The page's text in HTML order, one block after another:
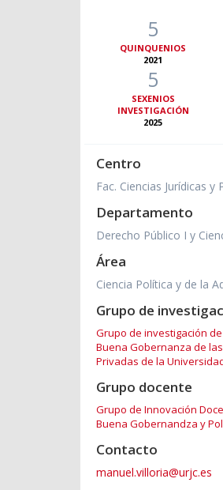
5
QUINQUENIOS
2021
5
SEXENIOS
INVESTIGACIÓN
2025
Centro
Fac. Ciencias Jurídicas y
Departamento
Derecho Público I y
Área
Ciencia Política y de la
Grupo de
Grupo de investigación
Buena Gobernanza de
Privadas de la
Grupo docente
Grupo de Innovación
Buena Gobernandza y
Contacto
manuel.villoria@urjc.es